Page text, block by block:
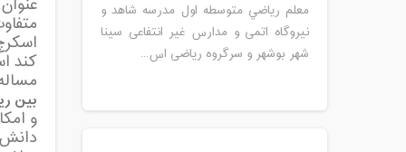
کند
بین
و
معلم رياضي متوسطه اول مدرسه شاهد و
نیروگاه اتمی و مدارس غیر انتفاعی سینا
شهر بوشهر و سرگروه ریاضی اس...